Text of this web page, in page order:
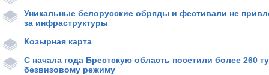
Уникальные белорусские обряды и фестивали не
за инфраструктуры
Козырная карта
С начала года Брестскую область посетили более 260
безвизовому режиму